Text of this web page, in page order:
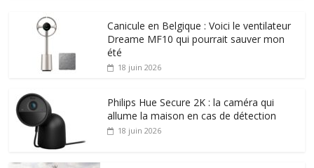
Canicule en Belgique : Voici le ventilateur
Dreame MF10 qui pourrait sauver mon
été
18 juin 2026
Philips Hue Secure 2K : la caméra qui
allume la maison en cas de détection
18 juin 2026